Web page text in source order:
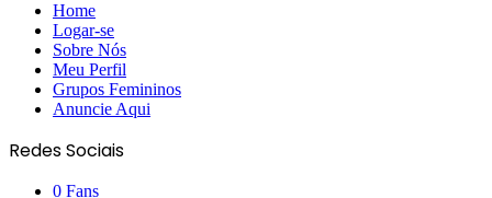
Home
Logar-se
Sobre Nós
Meu Perfil
Grupos Femininos
Anuncie Aqui
Redes Sociais
0 Fans